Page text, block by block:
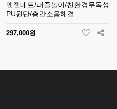
엔젤매트/퍼즐놀이/친환경무독성
PU원단/층간소음해결
297,000원